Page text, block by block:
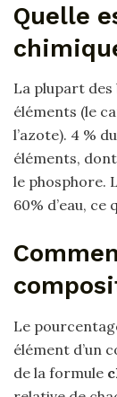
Quelle
La plupart
éléments (le
l’azote). 4 %
éléments,
le phosphore.
60% d’eau,
Le
élément d’un
de la formule